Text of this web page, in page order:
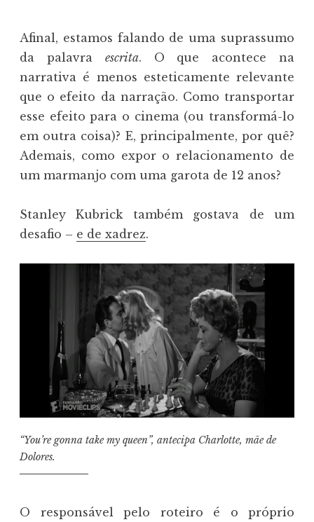
Afinal, estamos falando de uma suprassumo
da palavra escrita. O que acontece na
narrativa é menos esteticamente relevante
que o efeito da narração. Como transportar
esse efeito para o cinema (ou transformá-lo
em outra coisa)? E, principalmente, por quê?
Ademais, como expor o relacionamento de
um marmanjo com uma garota de 12 anos?
Stanley Kubrick também gostava de um
desafio – e de xadrez.
“You’re gonna take my queen”, antecipa Charlotte, mãe de
Dolores.
O responsável pelo roteiro é o próprio